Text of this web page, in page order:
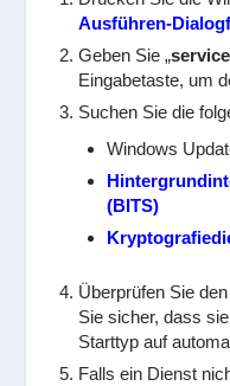
Ausführen-
Geben Sie „
Eingabetaste, um
Suchen Sie die
Windows
(BITS)
Überprüfen Sie
Sie sicher, dass
Starttyp auf
Falls ein Dienst